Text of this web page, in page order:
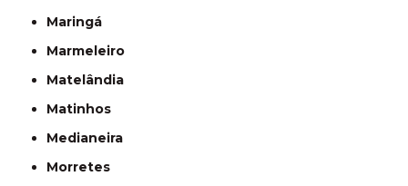
Maringá
Marmeleiro
Matelândia
Matinhos
Medianeira
Morretes